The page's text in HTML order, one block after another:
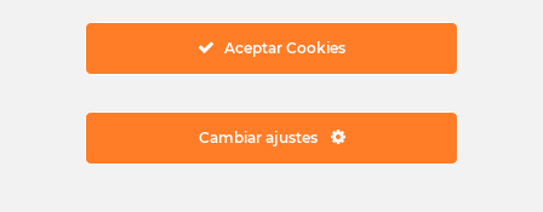
Aceptar Cookies
Cambiar ajustes